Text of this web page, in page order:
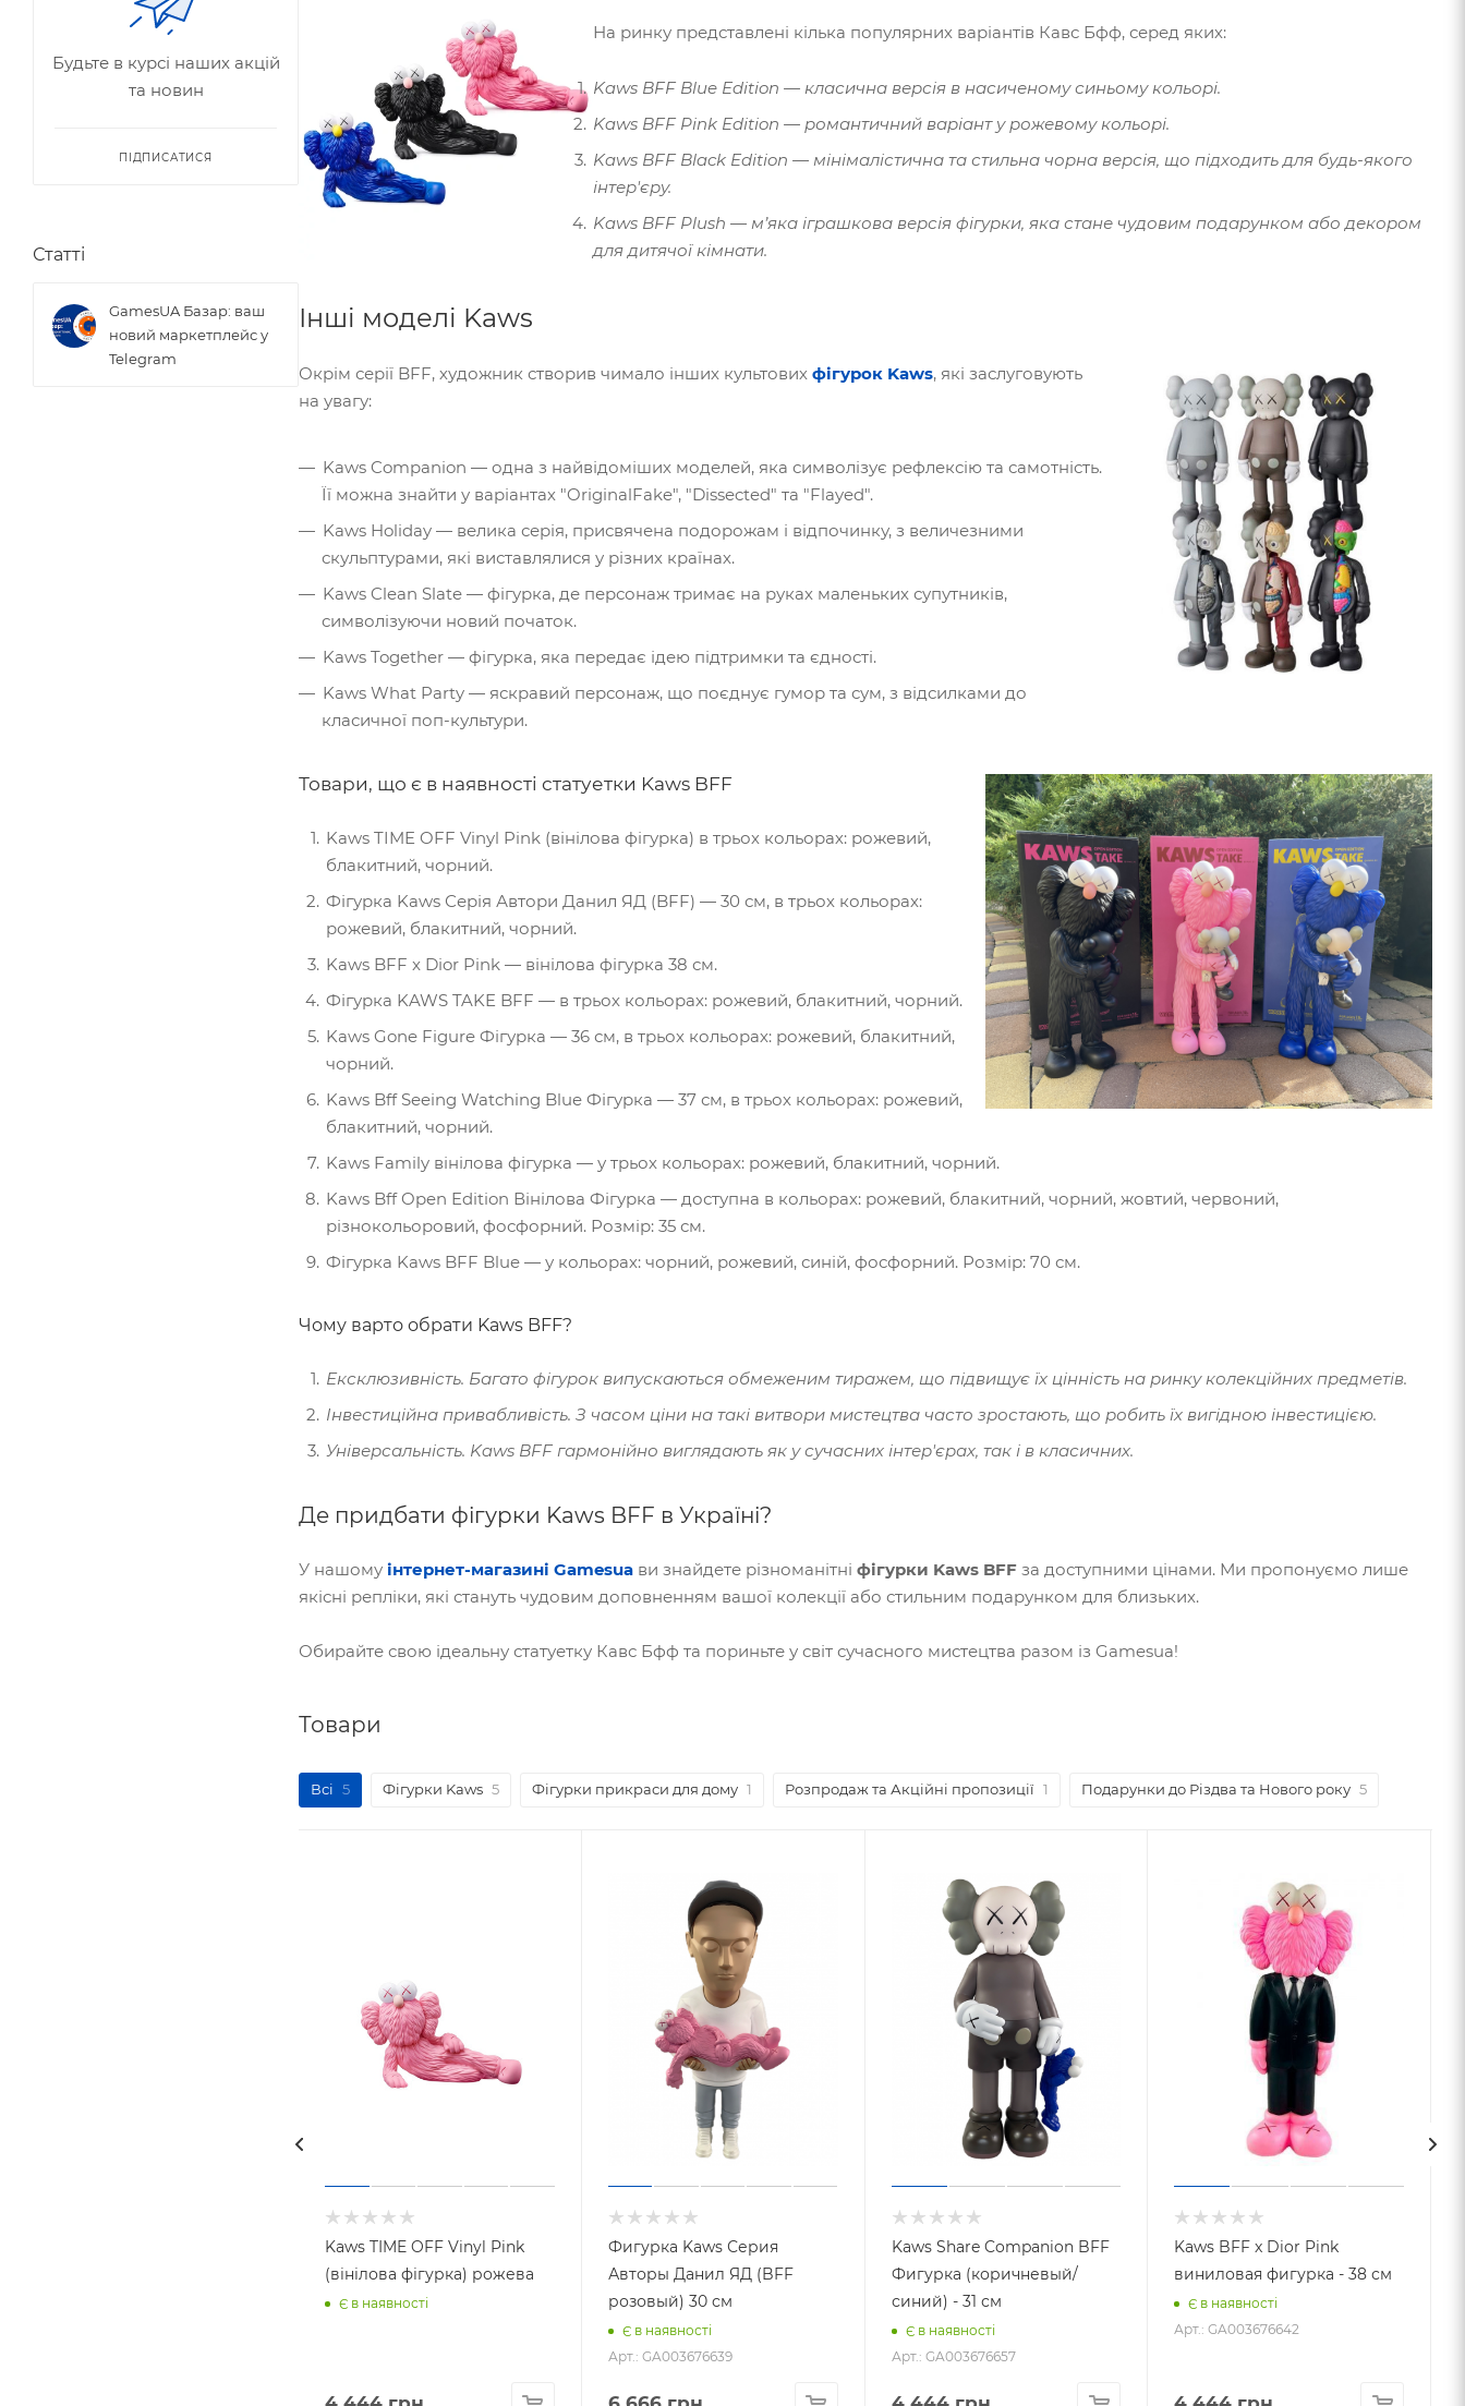
На ринку представлені кілька популярних варіантів Кавс Бфф, серед яких:
Kaws BFF Blue Edition — класична версія в насиченому синьому кольорі.
Kaws BFF Pink Edition — романтичний варіант у рожевому кольорі.
Kaws BFF Black Edition — мінімалістична та стильна чорна версія, що підходить для будь-якого
інтер'єру.
Kaws BFF Plush — м’яка іграшкова версія фігурки, яка стане чудовим подарунком або декором
для дитячої кімнати.
Інші моделі Kaws
Окрім серії BFF, художник створив чимало інших культових фігурок Kaws, які заслуговують
на увагу:
Kaws Companion — одна з найвідоміших моделей, яка символізує рефлексію та самотність.
Її можна знайти у варіантах "OriginalFake", "Dissected" та "Flayed".
Kaws Holiday — велика серія, присвячена подорожам і відпочинку, з величезними
скульптурами, які виставлялися у різних країнах.
Kaws Clean Slate — фігурка, де персонаж тримає на руках маленьких супутників,
символізуючи новий початок.
Kaws Together — фігурка, яка передає ідею підтримки та єдності.
Kaws What Party — яскравий персонаж, що поєднує гумор та сум, з відсилками до
класичної поп-культури.
Товари, що є в наявності статуетки Kaws BFF
Kaws TIME OFF Vinyl Pink (вінілова фігурка) в трьох кольорах: рожевий,
блакитний, чорний.
Фігурка Kaws Серія Автори Данил ЯД (BFF) — 30 см, в трьох кольорах:
рожевий, блакитний, чорний.
Kaws BFF x Dior Pink — вінілова фігурка 38 см.
Фігурка KAWS TAKE BFF — в трьох кольорах: рожевий, блакитний, чорний.
Kaws Gone Figure Фігурка — 36 см, в трьох кольорах: рожевий, блакитний,
чорний.
Kaws Bff Seeing Watching Blue Фігурка — 37 см, в трьох кольорах: рожевий,
блакитний, чорний.
Kaws Family вінілова фігурка — у трьох кольорах: рожевий, блакитний, чорний.
Kaws Bff Open Edition Вінілова Фігурка — доступна в кольорах: рожевий, блакитний, чорний, жовтий, червоний,
різнокольоровий, фосфорний. Розмір: 35 см.
Фігурка Kaws BFF Blue — у кольорах: чорний, рожевий, синій, фосфорний. Розмір: 70 см.
Чому варто обрати Kaws BFF?
Ексклюзивність. Багато фігурок випускаються обмеженим тиражем, що підвищує їх цінність на ринку колекційних предметів.
Інвестиційна привабливість. З часом ціни на такі витвори мистецтва часто зростають, що робить їх вигідною інвестицією.
Універсальність. Kaws BFF гармонійно виглядають як у сучасних інтер'єрах, так і в класичних.
Де придбати фігурки Kaws BFF в Україні?
У нашому інтернет-магазині Gamesua ви знайдете різноманітні фігурки Kaws BFF за доступними цінами. Ми пропонуємо лише
якісні репліки, які стануть чудовим доповненням вашої колекції або стильним подарунком для близьких.
Обирайте свою ідеальну статуетку Кавс Бфф та пориньте у світ сучасного мистецтва разом із Gamesua!
Товари
Всі 5 Фігурки Kaws 5 Фігурки прикраси для дому 1 Розпродаж та Акційні пропозиції 1 Подарунки до Різдва та Нового року 5
Kaws TIME OFF Vinyl Pink
(вінілова фігурка) рожева
Є в наявності
Фигурка Kaws Серия
Авторы Данил ЯД (BFF
розовый) 30 см
Є в наявності
Арт.: GA003676639
Kaws Share Companion BFF
Фигурка (коричневый/
синий) - 31 см
Є в наявності
Арт.: GA003676657
Kaws BFF x Dior Pink
виниловая фигурка - 38 см
Є в наявності
Арт.: GA003676642
Будьте в курсі наших акцій
та новин
ПІДПИСАТИСЯ
Статті
GamesUA Базар: ваш
новий маркетплейс у
Telegram